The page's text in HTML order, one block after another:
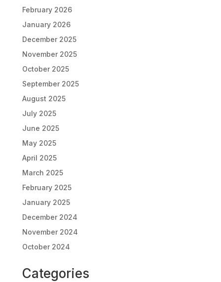
February 2026
January 2026
December 2025
November 2025
October 2025
September 2025
August 2025
July 2025
June 2025
May 2025
April 2025
March 2025
February 2025
January 2025
December 2024
November 2024
October 2024
Categories